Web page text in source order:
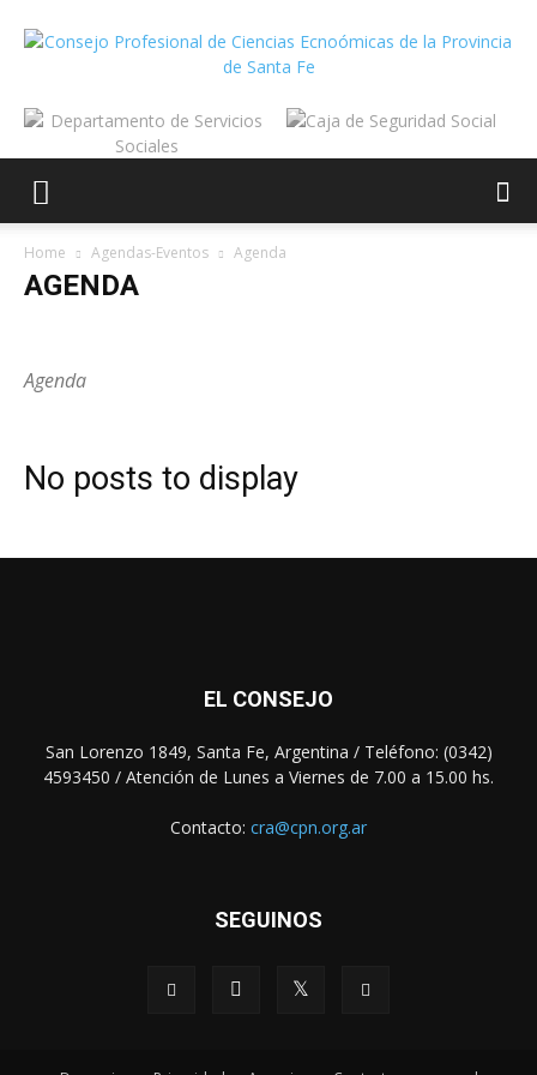
Home Agendas-Eventos Agenda
AGENDA
Agenda
No posts to display
EL CONSEJO
San Lorenzo 1849, Santa Fe, Argentina / Teléfono: (0342)
4593450 / Atención de Lunes a Viernes de 7.00 a 15.00 hs.
Contacto: cra@cpn.org.ar
SEGUINOS